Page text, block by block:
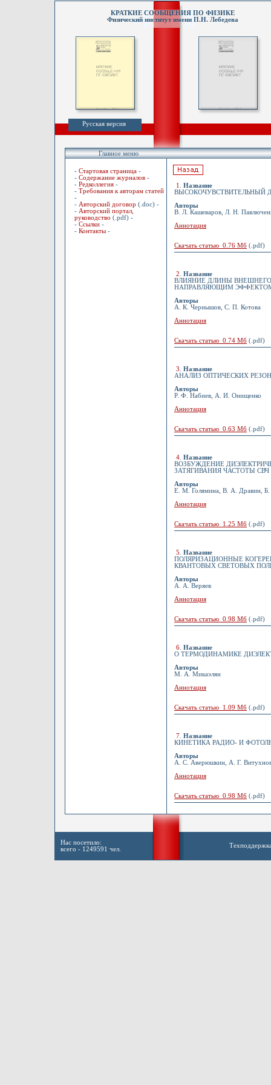
КРАТКИЕ СООБЩЕНИЯ ПО ФИЗИКЕ
Физический институт имени П.Н. Лебедева
Русская версия
Главное меню
- Стартовая страница -
- Содержание журналов -
- Редколлегия -
- Требования к авторам статей
-
- Авторский договор (.doc) -
- Авторский портал,
руководство (.pdf) -
- Ссылки -
- Контакты -
1
Название
ВЫСОКОЧУВСТВИТЕЛЬНЫЙ
Авторы
В. Л. Кашеваров, Л. Н.
Аннотация
Скачать статью 0.76 Мб (.pdf)
2
Название
ВЛИЯНИЕ ДЛИНЫ ВНЕШНЕГО
НАПРАВЛЯЮЩИМ
Авторы
А. К. Чернышов, С. П. Котова
Аннотация
Скачать статью 0.74 Мб (.pdf)
3
Название
АНАЛИЗ ОПТИЧЕСКИХ
Авторы
Р. Ф. Набиев, А. И. Онищенко
Аннотация
Скачать статью 0.63 Мб (.pdf)
4 Название
ВОЗБУЖДЕНИЕ
ЗАТЯГИВАНИЯ ЧАСТОТЫ СВЧ
Авторы
Е. М. Голямина, В. А. Дравин,
Аннотация
Скачать статью 1.25 Мб (.pdf)
5
Название
ПОЛЯРИЗАЦИОННЫЕ
КВАНТОВЫХ СВЕТОВЫХ
Авторы
А. А. Веряев
Аннотация
Скачать статью 0.98 Мб (.pdf)
6 Название
О ТЕРМОДИНАМИКЕ
Авторы
М. А. Микаэлян
Аннотация
Скачать статью 1.09 Мб (.pdf)
7 Название
КИНЕТИКА РАДИО- И
Авторы
А. С. Аверюшкин, А. Г.
Аннотация
Скачать статью 0.98 Мб (.pdf)
Нас посетило:
всего - 1249591 чел.